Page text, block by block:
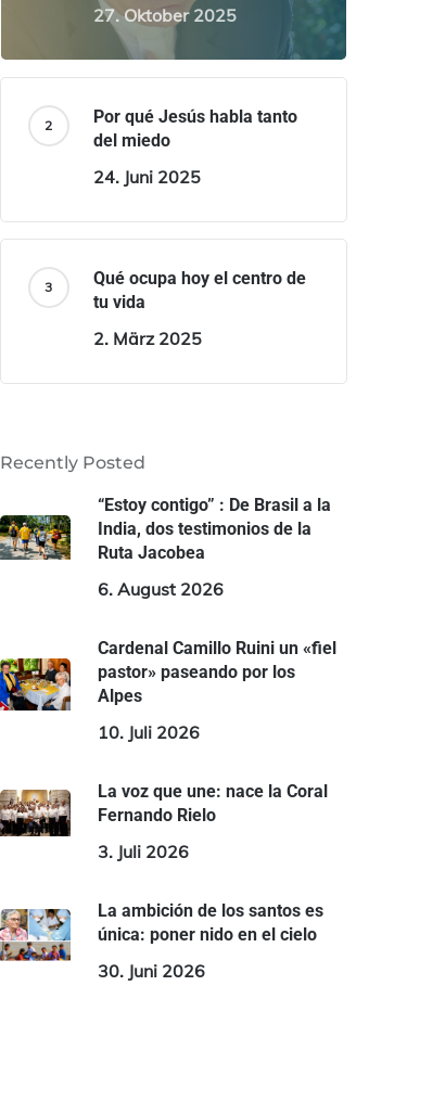
27. Oktober 2025
Por qué Jesús habla tanto
del miedo
24. Juni 2025
Qué ocupa hoy el centro de
tu vida
2. März 2025
Recently Posted
“Estoy contigo” : De Brasil a la
India, dos testimonios de la
Ruta Jacobea
6. August 2026
Cardenal Camillo Ruini un «fiel
pastor» paseando por los
Alpes
10. Juli 2026
La voz que une: nace la Coral
Fernando Rielo
3. Juli 2026
La ambición de los santos es
única: poner nido en el cielo
30. Juni 2026